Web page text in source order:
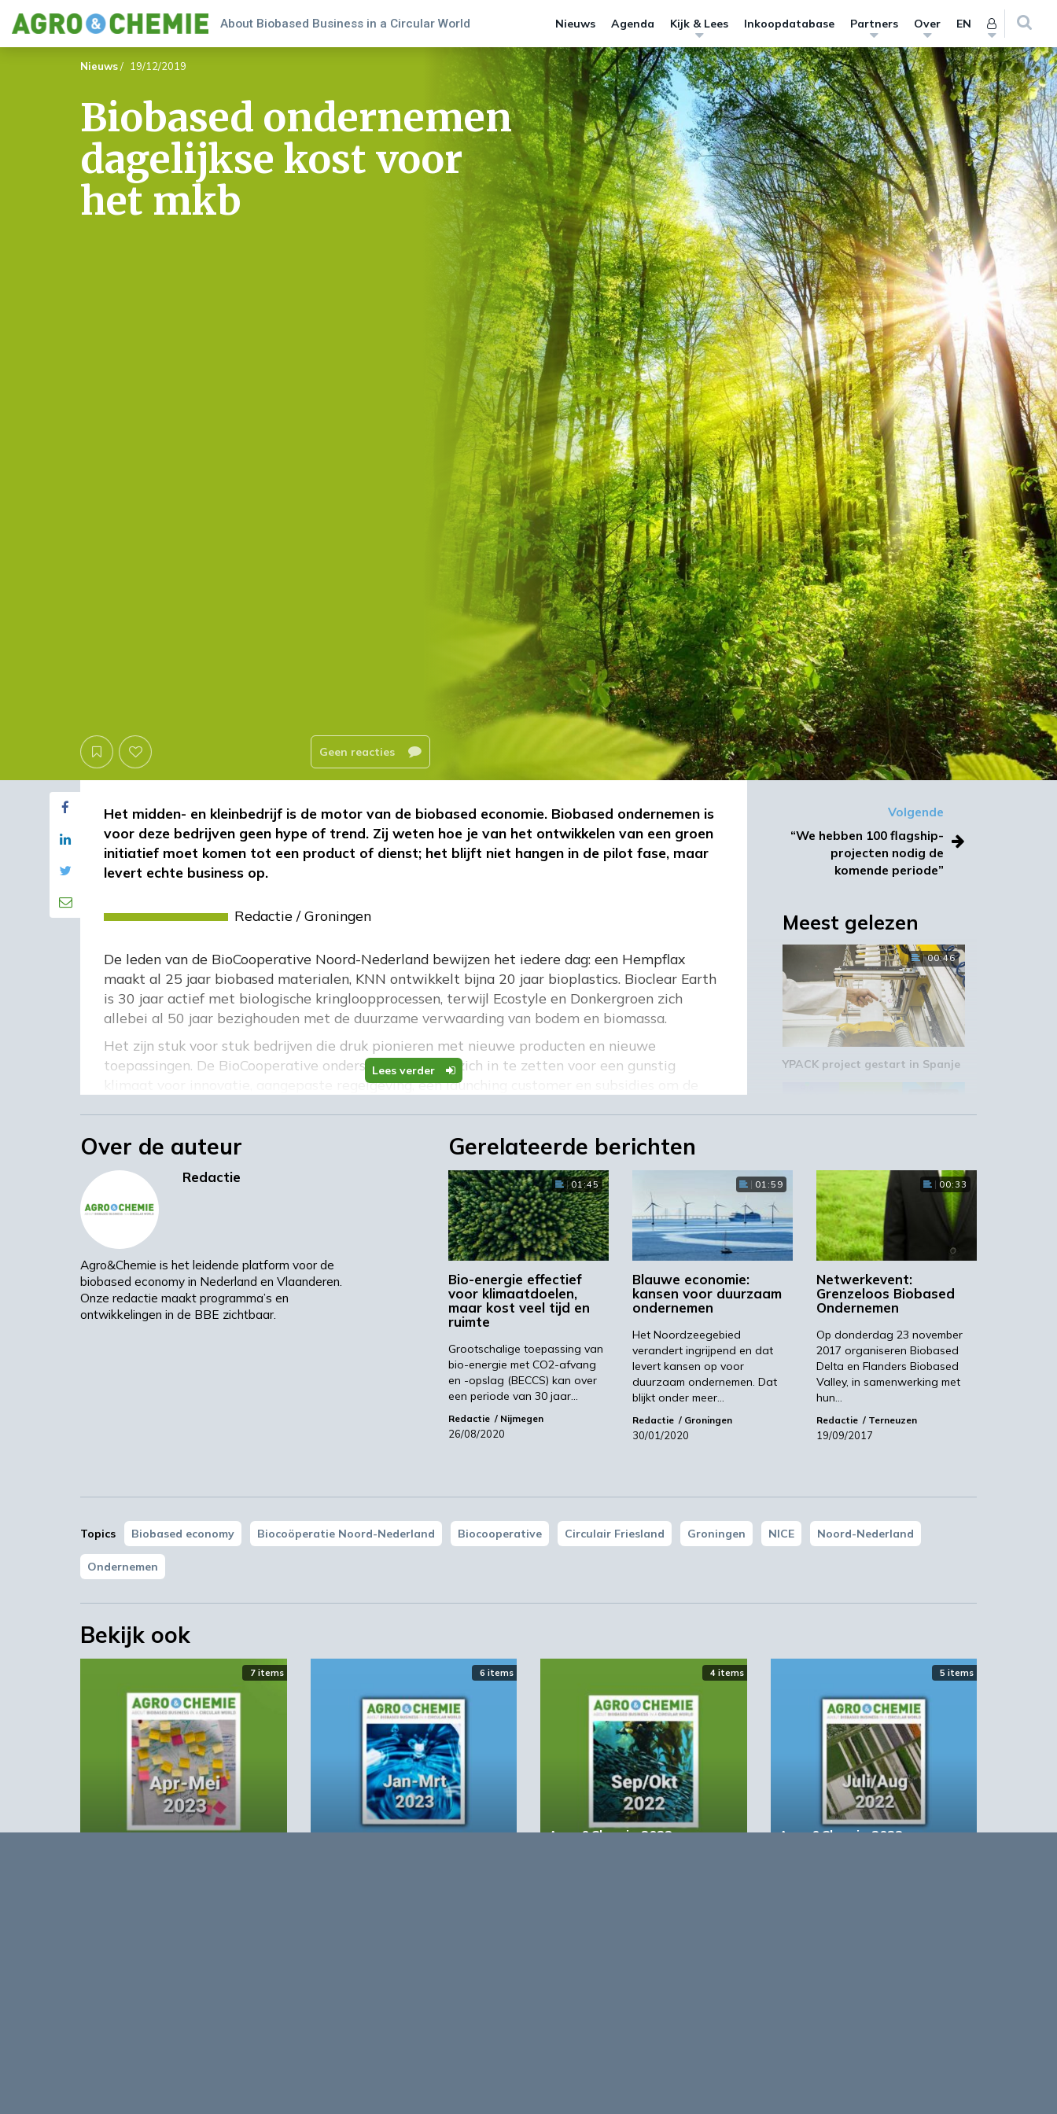
About Biobased Business in a Circular World Nieuws Agenda Kijk & Lees Inkoopdatabase Partners Over EN
Nieuws/ 19/12/2019
Biobased ondernemen
dagelijkse kost voor
het mkb
Geen reacties
Lees verder
Het midden- en kleinbedrijf is de motor van de biobased economie. Biobased ondernemen is
voor deze bedrijven geen hype of trend. Zij weten hoe je van het ontwikkelen van een groen
initiatief moet komen tot een product of dienst; het blijft niet hangen in de pilot fase, maar
levert echte business op.
Redactie /Groningen
De leden van de BioCooperative Noord-Nederland bewijzen het iedere dag: een Hempflax
maakt al 25 jaar biobased materialen, KNN ontwikkelt bijna 20 jaar bioplastics. Bioclear Earth
is 30 jaar actief met biologische kringloopprocessen, terwijl Ecostyle en Donkergroen zich
allebei al 50 jaar bezighouden met de duurzame verwaarding van bodem en biomassa.
Het zijn stuk voor stuk bedrijven die druk pionieren met nieuwe producten en nieuwe
toepassingen. De BioCooperative ondersteunt ze door zich in te zetten voor een gunstig
klimaat voor innovatie, aangepaste regelgeving, een launching customer en subsidies om de
(NICE) in Drente dat doen.
Lees het volledige artikel in Agro&Chemie.
Volledig artikel
Volgende
“We hebben 100 flagship-
projecten nodig de
komende periode”
Meest gelezen
00:46
YPACK project gestart in Spanje
‘Grote groeikansen Europese
markt voor biobased producten’
02:19
STRONGBIONET verbindt
Europese newerken bio-
economie
Over de auteur
Redactie
Agro&Chemie is het leidende platform voor de
biobased economy in Nederland en Vlaanderen.
Onze redactie maakt programma’s en
ontwikkelingen in de BBE zichtbaar.
Gerelateerde berichten
01:45
Bio-energie effectief
voor klimaatdoelen,
maar kost veel tijd en
ruimte
Grootschalige toepassing van
bio-energie met CO2-afvang
en -opslag (BECCS) kan over
een periode van 30 jaar…
Redactie Nijmegen
26/08/2020
01:59
Blauwe economie:
kansen voor duurzaam
ondernemen
Het Noordzeegebied
verandert ingrijpend en dat
levert kansen op voor
duurzaam ondernemen. Dat
blijkt onder meer…
Redactie Groningen
30/01/2020
00:33
Netwerkevent:
Grenzeloos Biobased
Ondernemen
Op donderdag 23 november
2017 organiseren Biobased
Delta en Flanders Biobased
Valley, in samenwerking met
hun…
Redactie Terneuzen
19/09/2017
Topics Biobased economy Biocoöperatie Noord-Nederland Biocooperative Circulair Friesland Groningen NICE Noord-Nederland
Ondernemen
Bekijk ook
7 items 6 items 4 items
Agro&Chemie 2022 –
5 items
Agro&Chemie 2022 –